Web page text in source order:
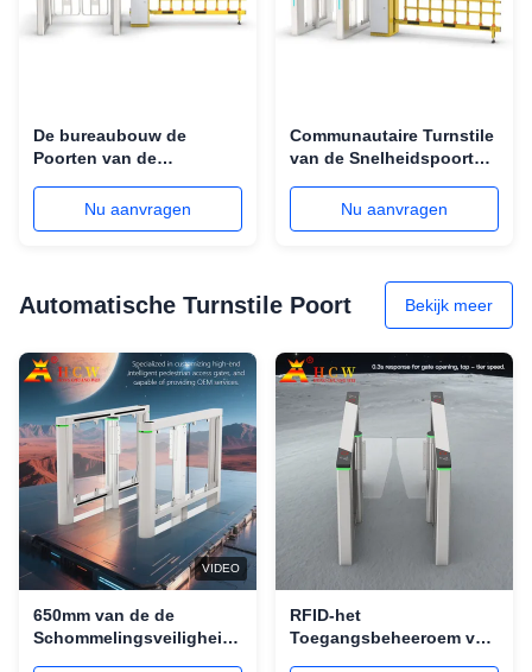
De bureaubouw de
Poorten van de
het Gezichtserkenning
van de
Nu aanvragen
Communautaire Turnstile
van de Snelheidspoort
Voetturnstile Poort
Nu aanvragen
Automatische Turnstile Poort Bekijk meer
VIDEO
650mm van de de
Schommelingsveiligheid
RFID-het
Toegangsbeheeroem van